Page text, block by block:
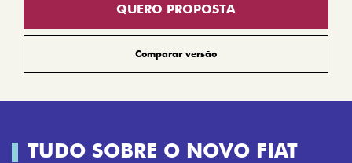
QUERO PROPOSTA
Comparar versão
TUDO SOBRE O NOVO FIAT